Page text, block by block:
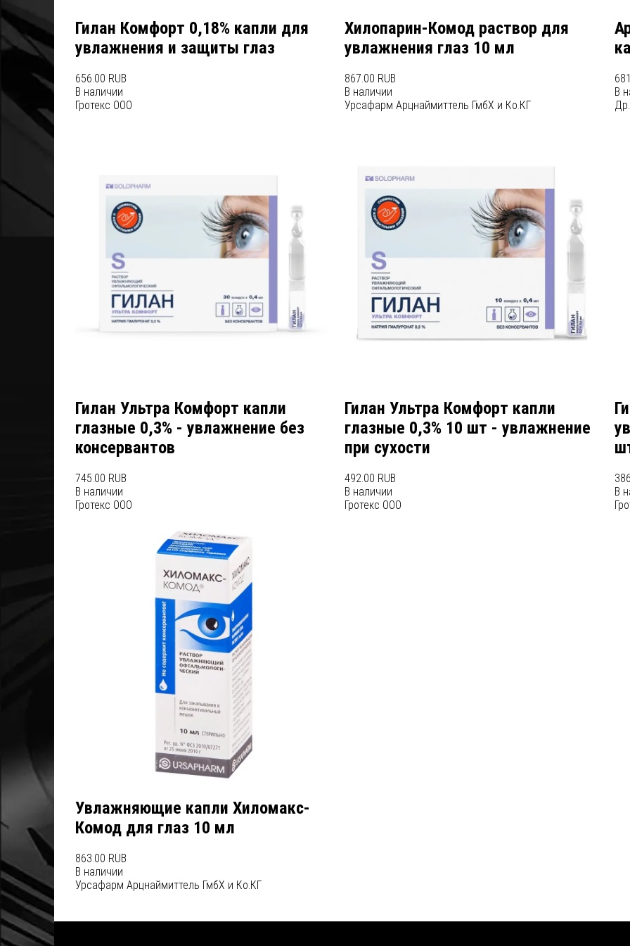
Гилан Комфорт 0,18% капли для
увлажнения и защиты глаз
656.00 RUB
В наличии
Гротекс ООО
Хилопарин-Комод раствор для
увлажнения глаз 10 мл
867.00 RUB
В наличии
Урсафарм Арцнаймиттель ГмбХ и Ко.КГ
В
Гилан Ультра Комфорт капли
глазные 0,3% - увлажнение без
консервантов
745.00 RUB
В наличии
Гротекс ООО
Гилан Ультра Комфорт капли
глазные 0,3% 10 шт - увлажнение
при сухости
492.00 RUB
В наличии
Гротекс ООО
В
Увлажняющие капли Хиломакс-
Комод для глаз 10 мл
863.00 RUB
В наличии
Урсафарм Арцнаймиттель ГмбХ и Ко.КГ